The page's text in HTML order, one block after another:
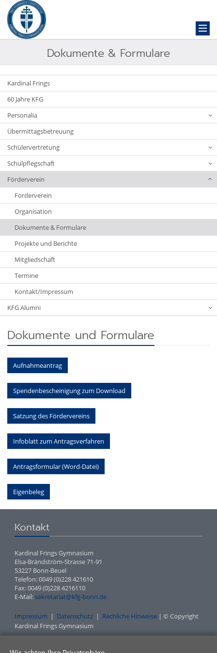
Dokumente & Formulare
Kardinal Frings
60 Jahre KFG
Personalia
Übermittagsbetreuung
Schülervertretung
Schulpflegschaft
Förderverein
Förderverein
Organisation
Dokumente & Formulare
Projekte und Berichte
Mitgliedschaft
Termine
Kontakt/Impressum
KFG Alumni
Dokumente und Formulare
Aufnahmeantrag
Spendenbescheinigung zum Download
Satzung des Fördervereins
Infoblatt zum Antragsverfahren
Antragsformular (Word-Datei)
Eigenbeleg
Kontakt
Kardinal Frings Gymnasium
Elsa-Brändström-Strasse 71-91
53227 Bonn-Beuel
Telefon: 0049 (0)228 421610
Fax: 0049 (0)228 4216110
E-Mail: sekretariat@kfg-bonn.de
Impressum | Datenschutz | Rechliche Hinweise | © Copyright
Kardinal Frings Gymnasium